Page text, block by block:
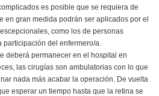
es posible que se requiera de
en gran medida podrán ser aplicados por el
como los de personas
del enfermero/a.
deberá permanecer en el hospital en
las cirugías son ambulatorias con lo que
nada más acabar la operación. De vuelta
esperar un tiempo hasta que la retina se